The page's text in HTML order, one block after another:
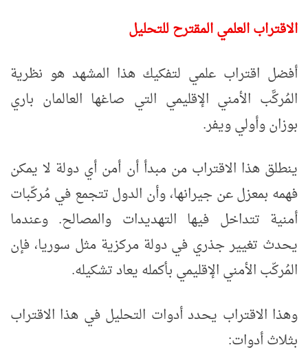
الاقتراب العلمي المقترح للتحليل
أفضل اقتراب علمي لتفكيك هذا المشهد هو نظرية
المُركَّب الأمني الإقليمي التي صاغها العالمان باري
بوزان وأولي ويفر.
ينطلق هذا الاقتراب من مبدأ أن أمن أي دولة لا يمكن
فهمه بمعزل عن جيرانها، وأن الدول تتجمع في مُركّبات
أمنية تتداخل فيها التهديدات والمصالح. وعندما
يحدث تغيير جذري في دولة مركزية مثل سوريا، فإن
المُركّب الأمني الإقليمي بأكمله يعاد تشكيله.
وهذا الاقتراب يحدد أدوات التحليل في هذا الاقتراب
بثلاث أدوات: